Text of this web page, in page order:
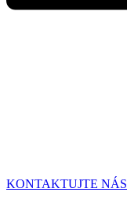
KONTAKTUJTE NÁS